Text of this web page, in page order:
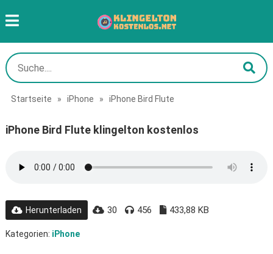
Startseite » iPhone » iPhone Bird Flute
iPhone Bird Flute klingelton kostenlos
Herunterladen 30 456 433,88 KB
Kategorien: iPhone